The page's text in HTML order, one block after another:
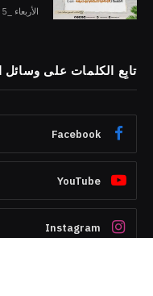
الأربعاء _5 _أغسطس _2026AH 5-8-2026AD
تابِع الكلمات على وسائل
Facebook
YouTube
Instagram